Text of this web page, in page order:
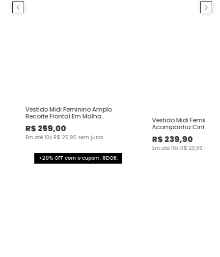
Vestido Midi Feminino Amplo
Recorte Frontal Em Malha
Canelada Texturizada
R$259,00
Em até10xR$ 25,90 sem juros
+20% OFF com o cupom: 8DO8.
Vestido Midi Feminino
Acompanha Cinto
Viscose Stretch
R$239,90
Em até10x R$ 23,99 sem